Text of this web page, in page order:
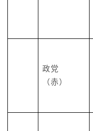
政党
（赤）